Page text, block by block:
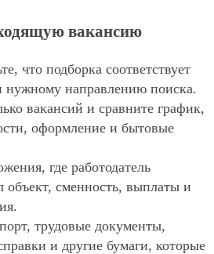
вакансию
что подборка соответствует
нужному направлению поиска.
вакансий и сравните график,
оформление и бытовые
где работодатель
объект, сменность, выплаты и
трудовые документы,
и другие бумаги, которые